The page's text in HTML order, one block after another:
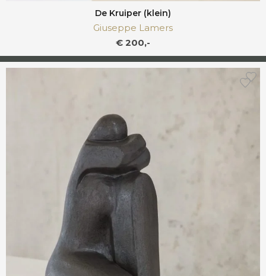
De Kruiper (klein)
Giuseppe Lamers
€ 200,-